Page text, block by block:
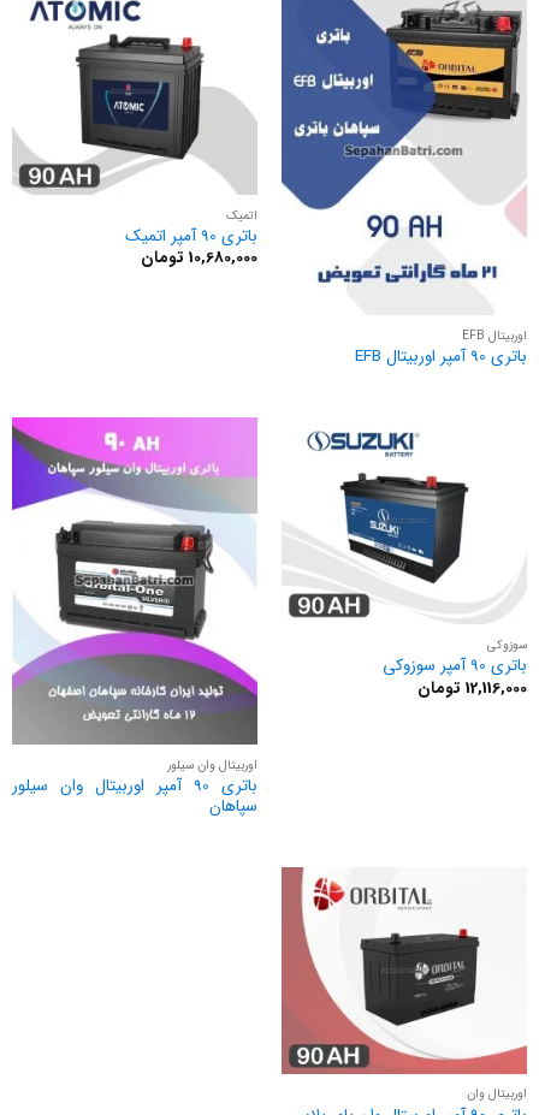
اوربیتال EFB
باتری 90 آمپر اوربیتال EFB
اتمیک
باتری 90 آمپر اتمیک
10,680,000 تومان
سوزوکی
باتری 90 آمپر سوزوکی
12,116,000 تومان
اوربیتال وان سیلور
باتری 90 آمپر اوربیتال وان سیلور
سپاهان
اوربیتال وان